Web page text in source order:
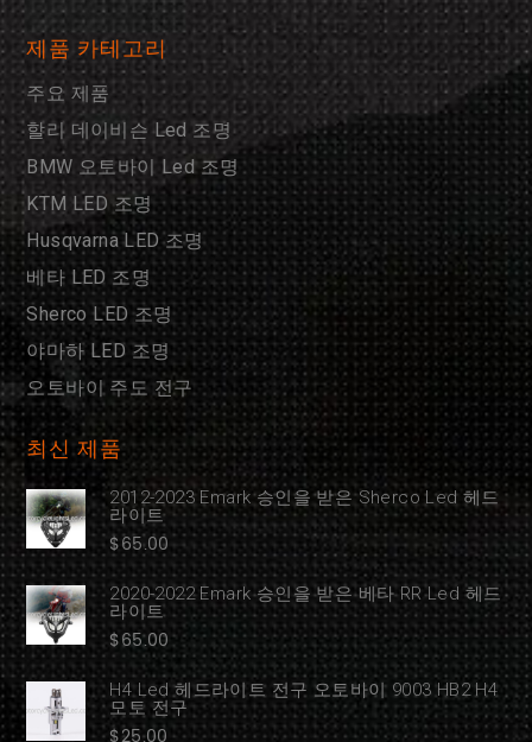
제품 카테고리
주요 제품
할리 데이비슨 Led 조명
BMW 오토바이 Led 조명
KTM LED 조명
Husqvarna LED 조명
베타 LED 조명
Sherco LED 조명
야마하 LED 조명
오토바이 주도 전구
최신 제품
2012-2023 Emark 승인을 받은 Sherco Led 헤드
라이트
$65.00
2020-2022 Emark 승인을 받은 베타 RR Led 헤드
라이트
$65.00
H4 Led 헤드라이트 전구 오토바이 9003 HB2 H4
모토 전구